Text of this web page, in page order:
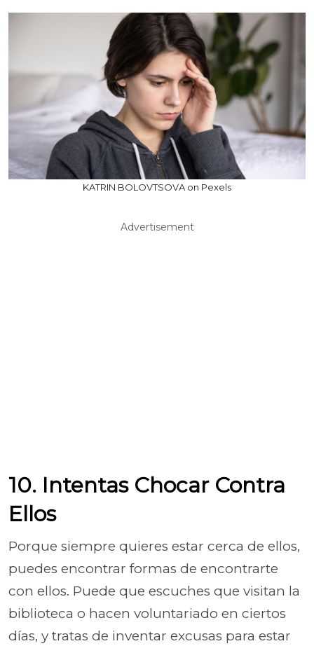
KATRIN BOLOVTSOVA on Pexels
Advertisement
10. Intentas Chocar Contra
Ellos
Porque siempre quieres estar cerca de ellos,
puedes encontrar formas de encontrarte
con ellos. Puede que escuches que visitan la
biblioteca o hacen voluntariado en ciertos
días, y tratas de inventar excusas para estar